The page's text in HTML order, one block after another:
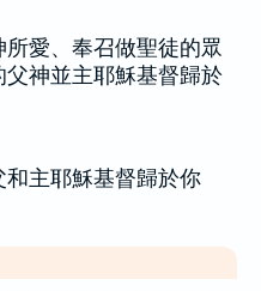
愛、奉召做聖徒的眾
父神並主耶穌基督歸於
主耶穌基督歸於你